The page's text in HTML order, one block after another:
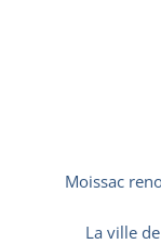
Moissac
La ville